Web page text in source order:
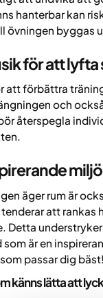
hanterbar kan
övningen byggas
för att
att förbättra
och
återspegla
äger rum är
att rankas
Detta
som är en
passar dig bäst!
känns lätta att